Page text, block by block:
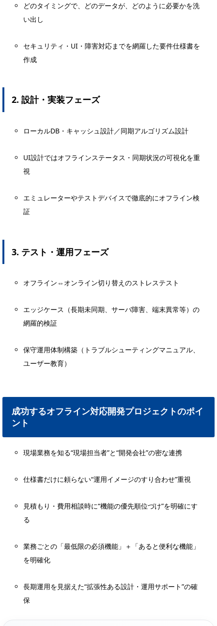
どのタイミングで、どのデータが、どのように必要かを洗
い出し
セキュリティ・UI・障害対応までを網羅した要件仕様書を
作成
2. 設計・実装フェーズ
ローカルDB・キャッシュ設計／同期アルゴリズム設計
UI設計ではオフラインステータス・同期状況の可視化を重
視
エミュレーターやテストデバイスで徹底的にオフライン検
証
3. テスト・運用フェーズ
オフライン⇔オンライン切り替えのストレステスト
エッジケース（長期未同期、サーバ障害、端末異常等）の
網羅的検証
保守運用体制構築（トラブルシューティングマニュアル、
ユーザー教育）
成功するオフライン対応開発プロジェクトのポイ
ント
現場業務を知る“現場担当者”と“開発会社”の密な連携
仕様書だけに頼らない“運用イメージのすり合わせ”重視
見積もり・費用相談時に“機能の優先順位づけ”を明確にす
る
業務ごとの「最低限の必須機能」＋「あると便利な機能」
を明確化
長期運用を見据えた“拡張性ある設計・運用サポート”の確
保